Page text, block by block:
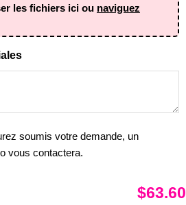
les fichiers ici ou naviguez
soumis votre demande, un
vous contactera.
$63.60